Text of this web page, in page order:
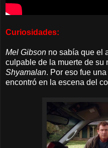
Curiosidades:
Mel Gibson no sabía que el
culpable de la muerte de su
Shyamalan. Por eso fue
encontró en la escena del